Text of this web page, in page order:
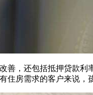
善，还包括抵押贷款
房需求的客户来说，